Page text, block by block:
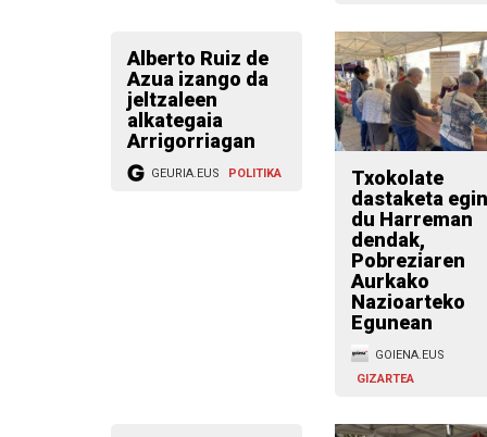
Alberto Ruiz de
Azua izango da
jeltzaleen
alkategaia
Arrigorriagan
GEURIA.EUS POLITIKA
Txokolate
dastaketa egin
du Harreman
dendak,
Pobreziaren
Aurkako
Nazioarteko
Egunean
GOIENA.EUS
GIZARTEA